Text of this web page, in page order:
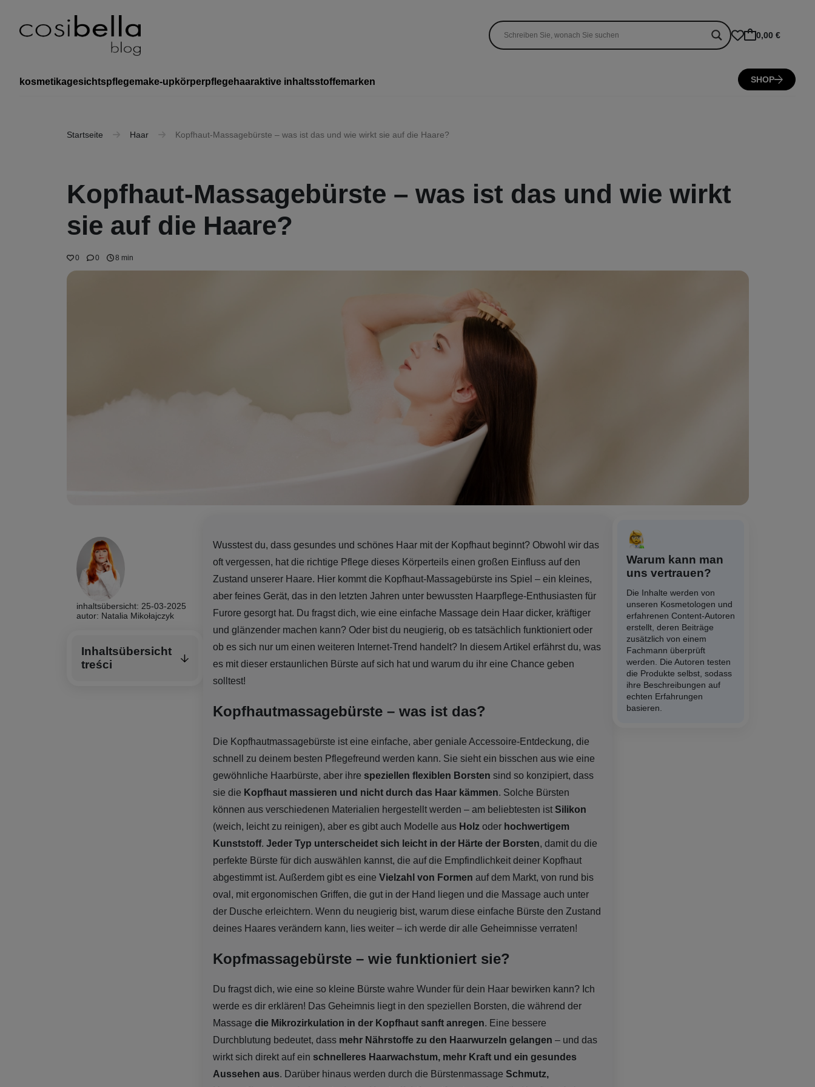
0,00 €
kosmetikagesichtspflegemake-up körperpflegehaaraktive inhaltsstoffemarken SHOP
Startseite Haar Kopfhaut-Massagebürste – was ist das und wie wirkt sie auf die Haare?
Kopfhaut-Massagebürste – was ist das und wie wirkt
sie auf die Haare?
0 0 8 min
inhaltsübersicht: 25-03-2025
autor: Natalia Mikołajczyk
Inhaltsübersicht
treści
Wusstest du, dass gesundes und schönes Haar mit der Kopfhaut beginnt? Obwohl wir das
oft vergessen, hat die richtige Pflege dieses Körperteils einen großen Einfluss auf den
Zustand unserer Haare. Hier kommt die Kopfhaut-Massagebürste ins Spiel – ein kleines,
aber feines Gerät, das in den letzten Jahren unter bewussten Haarpflege-Enthusiasten für
Furore gesorgt hat. Du fragst dich, wie eine einfache Massage dein Haar dicker, kräftiger
und glänzender machen kann? Oder bist du neugierig, ob es tatsächlich funktioniert oder
ob es sich nur um einen weiteren Internet-Trend handelt? In diesem Artikel erfährst du, was
es mit dieser erstaunlichen Bürste auf sich hat und warum du ihr eine Chance geben
solltest!
Kopfhautmassagebürste – was ist das?
Die Kopfhautmassagebürste ist eine einfache, aber geniale Accessoire-Entdeckung, die
schnell zu deinem besten Pflegefreund werden kann. Sie sieht ein bisschen aus wie eine
gewöhnliche Haarbürste, aber ihre speziellen flexiblen Borsten sind so konzipiert, dass
sie die Kopfhaut massieren und nicht durch das Haar kämmen. Solche Bürsten
können aus verschiedenen Materialien hergestellt werden – am beliebtesten ist Silikon
(weich, leicht zu reinigen), aber es gibt auch Modelle aus Holz oderhochwertigem
Kunststoff. Jeder Typ unterscheidet sich leicht in der Härte der Borsten, damit du die
perfekte Bürste für dich auswählen kannst, die auf die Empfindlichkeit deiner Kopfhaut
abgestimmt ist. Außerdem gibt es eine Vielzahl von Formen auf dem Markt, von rund bis
oval, mit ergonomischen Griffen, die gut in der Hand liegen und die Massage auch unter
der Dusche erleichtern. Wenn du neugierig bist, warum diese einfache Bürste den Zustand
deines Haares verändern kann, lies weiter – ich werde dir alle Geheimnisse verraten!
Kopfmassagebürste – wie funktioniert sie?
Du fragst dich, wie eine so kleine Bürste wahre Wunder für dein Haar bewirken kann? Ich
werde es dir erklären! Das Geheimnis liegt in den speziellen Borsten, die während der
Massage die Mikrozirkulation in der Kopfhaut sanft anregen. Eine bessere
Durchblutung bedeutet, dassmehr Nährstoffe zu den Haarwurzeln gelangen – und das
wirkt sich direkt auf ein schnelleres Haarwachstum, mehr Kraft und ein gesundes
Aussehen aus. Darüber hinaus werden durch die Bürstenmassage Schmutz,
Warum kann man
uns vertrauen?
Die Inhalte werden von
unseren Kosmetologen und
erfahrenen Content-Autoren
erstellt, deren Beiträge
zusätzlich von einem
Fachmann überprüft
werden. Die Autoren testen
die Produkte selbst, sodass
ihre Beschreibungen auf
echten Erfahrungen
basieren.